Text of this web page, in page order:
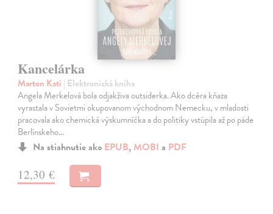
Kancelárka
Marton Kati | Elektronická kniha
Angela Merkelová bola odjakživa outsiderka. Ako dcéra kňaza
vyrastala v Sovietmi okupovanom východnom Nemecku, v mladosti
pracovala ako chemická výskumníčka a do politiky vstúpila až po páde
Berlínskeho…
Na stiahnutie ako EPUB, MOBI a PDF
12,30 €